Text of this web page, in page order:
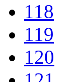
118
119
120